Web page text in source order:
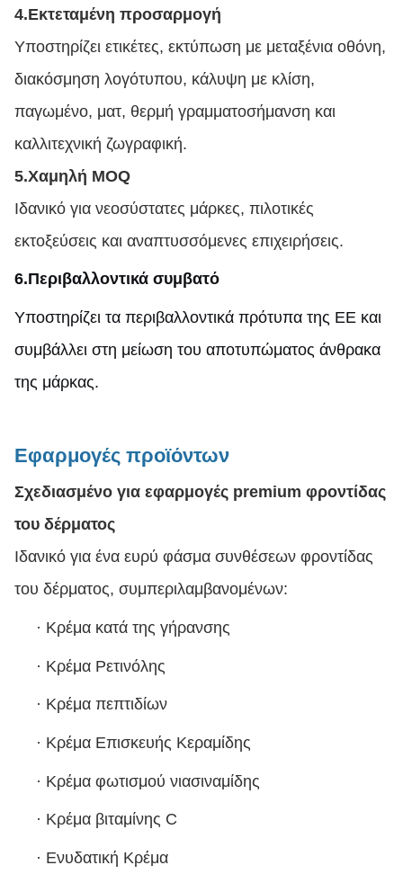
4.Εκτεταμένη προσαρμογή
Υποστηρίζει ετικέτες, εκτύπωση με μεταξένια οθόνη,
διακόσμηση λογότυπου, κάλυψη με κλίση,
παγωμένο, ματ, θερμή γραμματοσήμανση και
καλλιτεχνική ζωγραφική.
5.Χαμηλή MOQ
Ιδανικό για νεοσύστατες μάρκες, πιλοτικές
εκτοξεύσεις και αναπτυσσόμενες επιχειρήσεις.
6.Περιβαλλοντικά συμβατό
Υποστηρίζει τα περιβαλλοντικά πρότυπα της ΕΕ και
συμβάλλει στη μείωση του αποτυπώματος άνθρακα
της μάρκας.
Εφαρμογές προϊόντων
Σχεδιασμένο για εφαρμογές premium φροντίδας
του δέρματος
Ιδανικό για ένα ευρύ φάσμα συνθέσεων φροντίδας
του δέρματος, συμπεριλαμβανομένων:
· Κρέμα κατά της γήρανσης
· Κρέμα Ρετινόλης
· Κρέμα πεπτιδίων
· Κρέμα Επισκευής Κεραμίδης
· Κρέμα φωτισμού νιασιναμίδης
· Κρέμα βιταμίνης C
· Ενυδατική Κρέμα